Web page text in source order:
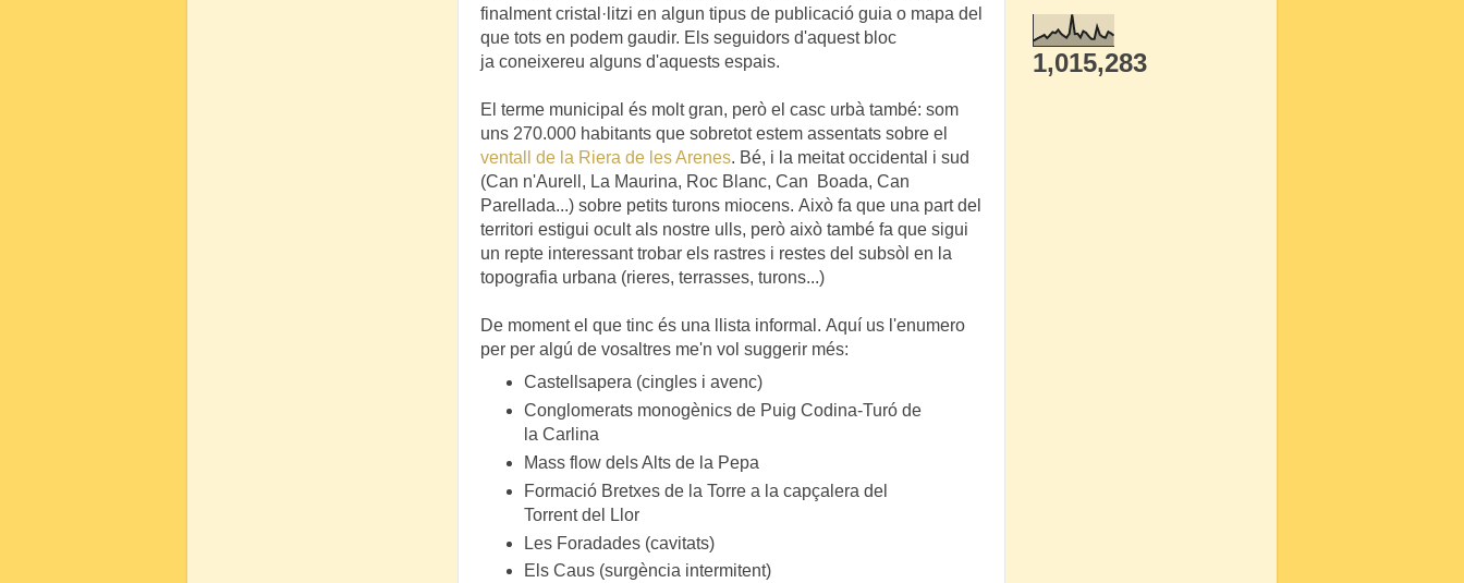
finalment cristal·litzi en algun tipus de publicació guia o mapa del
que tots en podem gaudir. Els seguidors d'aquest bloc
ja coneixereu alguns d'aquests espais.
El terme municipal és molt gran, però el casc urbà també: som
uns 270.000 habitants que sobretot estem assentats sobre el
ventall de la Riera de les Arenes. Bé, i la meitat occidental i sud
(Can n'Aurell, La Maurina, Roc Blanc, Can Boada, Can
Parellada...) sobre petits turons miocens. Això fa que una part del
territori estigui ocult als nostre ulls, però això també fa que sigui
un repte interessant trobar els rastres i restes del subsòl en la
topografia urbana (rieres, terrasses, turons...)
De moment el que tinc és una llista informal. Aquí us l'enumero
per per algú de vosaltres me'n vol suggerir més:
Castellsapera (cingles i avenc)
Conglomerats monogènics de Puig Codina-Turó de
la Carlina
Mass flow dels Alts de la Pepa
Formació Bretxes de la Torre a la capçalera del
Torrent del Llor
Les Foradades (cavitats)
Els Caus (surgència intermitent)
1,015,283